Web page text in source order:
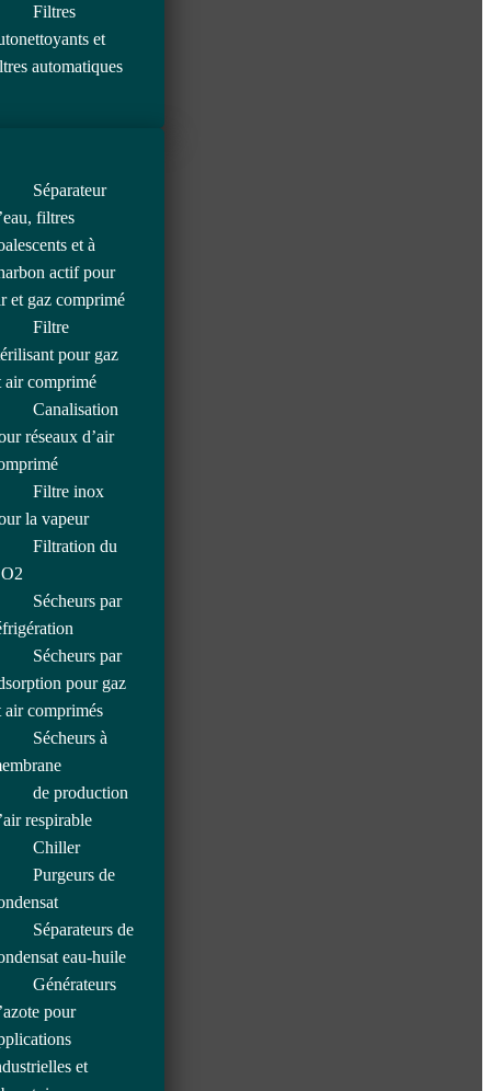
Filtres
et
automatiques
Séparateur
filtres
et à
actif pour
et gaz comprimé
Filtre
pour gaz
air comprimé
Canalisation
réseaux d’air
Filtre inox
la vapeur
Filtration du
Sécheurs par
Sécheurs par
pour gaz
air comprimés
Sécheurs à
de production
respirable
Chiller
Purgeurs de
Séparateurs de
eau-huile
Générateurs
pour
et